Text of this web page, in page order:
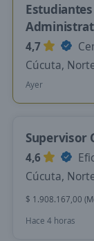
4,7
Cúcuta,
Ayer
Supervisor
4,6
Cúcuta,
$ 1.908.167,00
Hace 4 horas